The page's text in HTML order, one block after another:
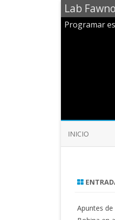
Lab
Programar
INICIO
Apuntes